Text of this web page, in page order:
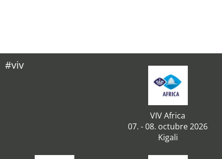
#viv
VIV Africa
07. - 08. octubre 2026
Kigali